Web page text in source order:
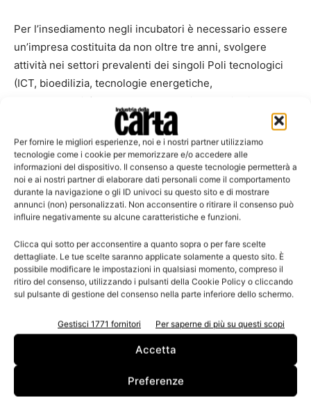
Per fornire le migliori esperienze, noi e i nostri partner utilizziamo
tecnologie come i cookie per memorizzare e/o accedere alle
informazioni del dispositivo. Il consenso a queste tecnologie permetterà a
noi e ai nostri partner di elaborare dati personali come il comportamento
durante la navigazione o gli ID univoci su questo sito e di mostrare
annunci (non) personalizzati. Non acconsentire o ritirare il consenso può
influire negativamente su alcune caratteristiche e funzioni.
Clicca qui sotto per acconsentire a quanto sopra o per fare scelte
dettagliate. Le tue scelte saranno applicate solamente a questo sito. È
possibile modificare le impostazioni in qualsiasi momento, compreso il
ritiro del consenso, utilizzando i pulsanti della Cookie Policy o cliccando
sul pulsante di gestione del consenso nella parte inferiore dello schermo.
Gestisci 1771 fornitori Per saperne di più su questi scopi
Accetta
Preferenze
Per l’insediamento negli incubatori è necessario essere
un’impresa costituita da non oltre tre anni, svolgere
attività nei settori prevalenti dei singoli Poli tecnologici
(ICT, bioedilizia, tecnologie energetiche,
nanotecnologie), avere un progetto imprenditoriale
innovativo in tali settori, e se l’impresa è una Spin off di
un ente partner è sufficiente il rispetto dei soli requisiti
anagrafici (costituzione da non oltre 36 mesi). Il progetto
della Regione Toscana «Start Up House» prevede che le
nuove imprese giovanili possano ottenere un contributo
a fondo perduto pari al 100% per spese di consulenza e di
Invece l’insediamento negli acceleratori è accessibile a
imprese di ogni tipo, dimensione ed età che intendano
sviluppare progetti innovativi nei medesimi settori di
attività previsti.